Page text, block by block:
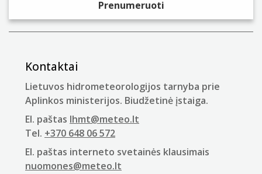
Kontaktai
Lietuvos hidrometeorologijos tarnyba prie
Aplinkos ministerijos. Biudžetinė įstaiga.
El. paštas lhmt@meteo.lt
Tel. +370 648 06 572
El. paštas interneto svetainės klausimais
nuomones@meteo.lt